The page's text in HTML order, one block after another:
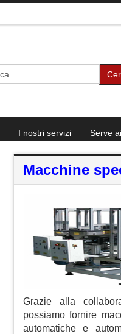
I nostri servizi Serve
Macchine
Grazie alla
possiamo fornire
automatiche e